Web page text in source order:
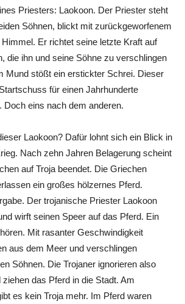
Priesters: Laokoon. Der Priester steht
Söhnen, blickt mit zurückgeworfenem
Himmel. Er richtet seine letzte Kraft auf
die ihn und seine Söhne zu verschlingen
Mund stößt ein erstickter Schrei. Dieser
für einen Jahrhunderte
Doch eins nach dem anderen.
Laokoon? Dafür lohnt sich ein Blick in
Nach zehn Jahren Belagerung scheint
auf Troja beendet. Die Griechen
ein großes hölzernes Pferd.
Der trojanische Priester Laokoon
wirft seinen Speer auf das Pferd. Ein
Mit rasanter Geschwindigkeit
aus dem Meer und verschlingen
Söhnen. Die Trojaner ignorieren also
das Pferd in die Stadt. Am
es kein Troja mehr. Im Pferd waren